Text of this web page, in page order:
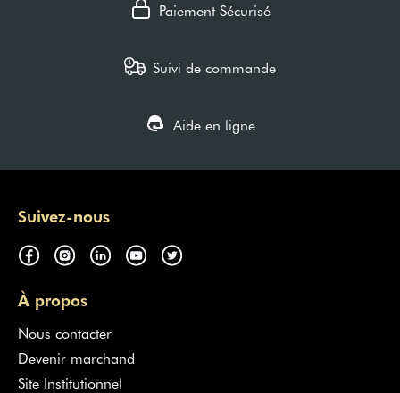
Paiement Sécurisé
Suivi de commande
Aide en ligne
Suivez-nous
À propos
Nous contacter
Devenir marchand
Site Institutionnel